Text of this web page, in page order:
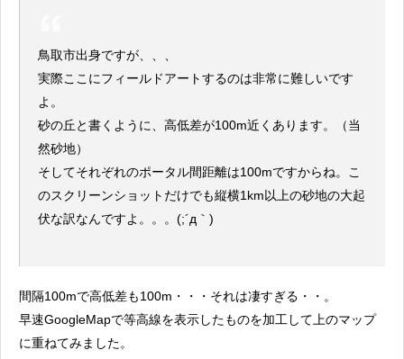
鳥取市出身ですが、、、
実際ここにフィールドアートするのは非常に難しいです
よ。
砂の丘と書くように、高低差が100m近くあります。（当
然砂地）
そしてそれぞれのポータル間距離は100mですからね。こ
のスクリーンショットだけでも縦横1km以上の砂地の大起
伏な訳なんですよ。。。(;´д｀)
間隔100mで高低差も100m・・・それは凄すぎる・・。
早速GoogleMapで等高線を表示したものを加工して上のマップ
に重ねてみました。